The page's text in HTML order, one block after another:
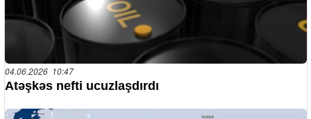
04.06.2026 10:47
Atəşkəs nefti ucuzlaşdırdı